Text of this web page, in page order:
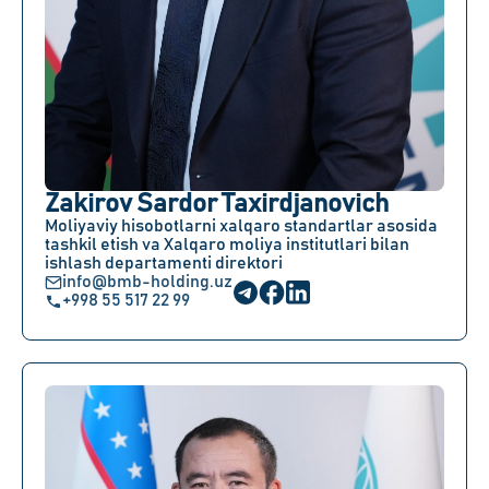
Zakirov Sardor Taxirdjanovich
Moliyaviy hisobotlarni xalqaro standartlar asosida
tashkil etish va Xalqaro moliya institutlari bilan
ishlash departamenti direktori
info@bmb-holding.uz
+998 55 517 22 99